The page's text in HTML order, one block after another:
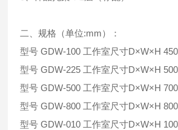
二、规格（单位:mm）：
型号 GDW-100 工作室尺寸D×W×H
型号 GDW-225 工作室尺寸D×W×H
型号 GDW-500 工作室尺寸D×W×H
型号 GDW-800 工作室尺寸D×W×H
型号 GDW-010 工作室尺寸D×W×H